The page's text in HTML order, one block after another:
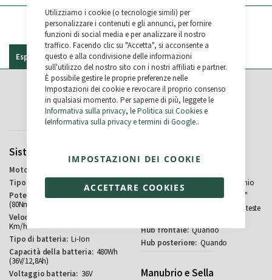
Close
Utilizziamo i cookie (o tecnologie simili) per
personalizzare i contenuti e gli annunci, per fornire
funzioni di social media e per analizzare il nostro
traffico. Facendo clic su "Accetta", si acconsente a
questo e alla condivisione delle informazioni
sull'utilizzo del nostro sito con i nostri affiliati e partner.
È possibile gestire le proprie preferenze nelle
Impostazioni dei cookie e revocare il proprio consenso
in qualsiasi momento. Per saperne di più, leggete le
Informativa sulla privacy, lePolitica sui Cookiese
leInformativa sulla privacy e termini di Google..
ACCETTARE COOKIES
IMPOSTAZIONI DEI COOKIE
Especificaciones
Specifiche
Sistema Elettrico
Centrale
(80Nm)
Km/h
Li-Ion
480Wh
(36V/12,8Ah)
36V
Doppia parete in alluminio
Schwalbe 28" x 2,0"
Acciaio al carbonio con teste
Quando
Quando
Manubrio e Sella
Recensioni